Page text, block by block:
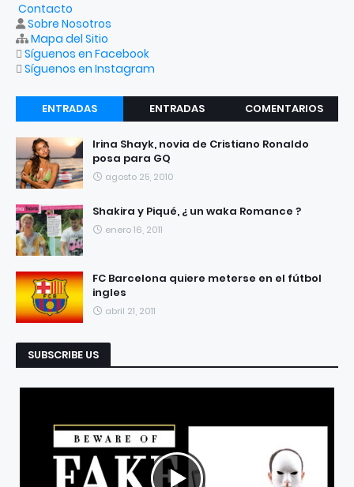
Contacto
Sobre Nosotros
Mapa del Sitio
Síguenos en Facebook
Síguenos en Instagram
ENTRADAS
RECIENTES
ENTRADAS
COMENTARIOS
Irina Shayk, novia de Cristiano Ronaldo
posa para GQ
agosto 25, 2010
Shakira y Piqué, ¿ un waka Romance ?
enero 16, 2011
FC Barcelona quiere meterse en el fútbol
ingles
abril 21, 2011
SUBSCRIBE US